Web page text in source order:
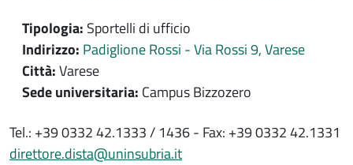
Tipologia: Sportelli di ufficio
Indirizzo: Padiglione Rossi - Via Rossi 9, Varese
Città:Varese
Sede universitaria: Campus Bizzozero
Contenuto location
Tel.: +39 0332 42.1333 / 1436 - Fax: +39 0332 42.1331
direttore.dista@uninsubria.it